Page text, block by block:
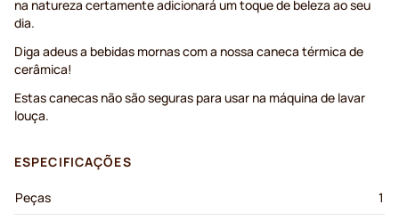
na natureza certamente adicionará um toque de beleza ao seu
dia.
Diga adeus a bebidas mornas com a nossa caneca térmica de
cerâmica!
Estas canecas não são seguras para usar na máquina de lavar
louça.
ESPECIFICAÇÕES
Peças
1